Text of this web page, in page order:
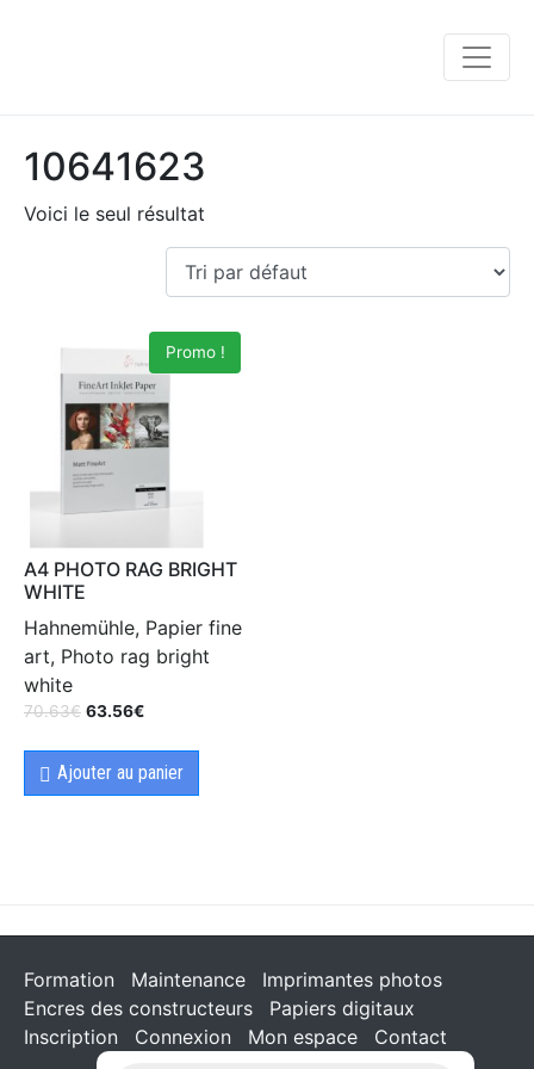
10641623
Voici le seul résultat
Promo !
A4 PHOTO RAG BRIGHT
WHITE
Hahnemühle, Papier fine
art, Photo rag bright
white
70.63€ 63.56€
Ajouter au panier
Formation Maintenance
Imprimantes photos
Encres des constructeurs
Papiers digitaux
Inscription
Connexion Mon espace Contact